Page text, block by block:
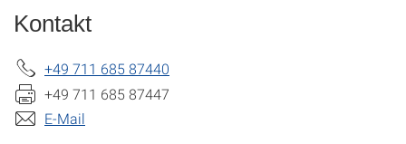
Kontakt
+49 711 685 87440
+49 711 685 87447
E-Mail